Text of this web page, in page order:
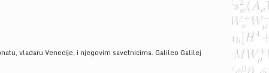
vladaru Venecije, i njegovim savetnicima. Galileo Galilej